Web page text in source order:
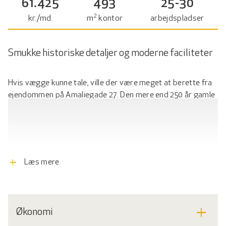
61.425
kr./md.
493
m2 kontor
25-30
arbejdspladser
Smukke historiske detaljer og moderne faciliteter
Hvis vægge kunne tale, ville der være meget at berette fra
ejendommen på Amaliegade 27. Den mere end 250 år gamle
I den højtbeliggende mezzaninen finder du 493
add Læs mere
Økonomi add